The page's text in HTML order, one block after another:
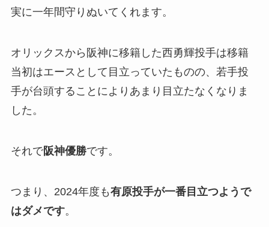
実に一年間守りぬいてくれます。
オリックスから阪神に移籍した西勇輝投手は移籍
当初はエースとして目立っていたものの、若手投
手が台頭することによりあまり目立たなくなりま
した。
それで阪神優勝です。
つまり、2024年度も有原投手が一番目立つようで
はダメです。